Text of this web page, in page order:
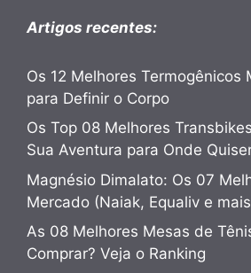
Artigos recentes:
Os 12 Melhores Termogênicos
para Definir o Corpo
Os Top 08 Melhores
Sua Aventura para Onde
Magnésio Dimalato: Os 07
Mercado (Naiak, Equaliv e
As 08 Melhores Mesas de
Comprar? Veja o Ranking